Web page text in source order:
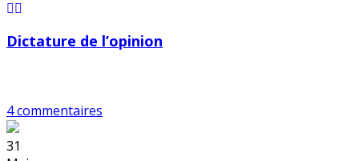
Dictature de l’opinion
4 commentaires
31